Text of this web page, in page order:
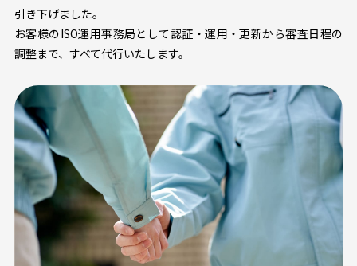
引き下げました。
お客様のISO運用事務局として認証・運用・更新から審査日程の
調整まで、すべて代行いたします。